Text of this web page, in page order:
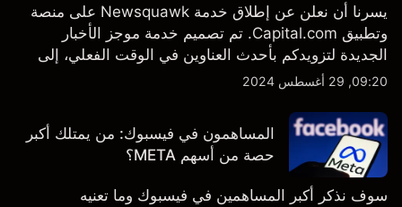
يسرنا أن نعلن عن إطلاق خدمة Newsquawk على منصة
وتطبيق Capital.com. تم تصميم خدمة موجز الأخبار
الجديدة لتزويدكم بأحدث العناوين في الوقت الفعلي، إلى
جانب قصص إخبارية مخصصة وتقارير تحليلية متعمقة - وكل
بالضبط.
09:20, 29 أغسطس 2024
المساهمون في فيسبوك: من يمتلك أكبر
حصة من أسهم META؟
سوف نذكر أكبر المساهمين في فيسبوك وما تعنيه